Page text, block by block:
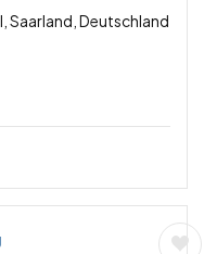
Saarland, Deutschland